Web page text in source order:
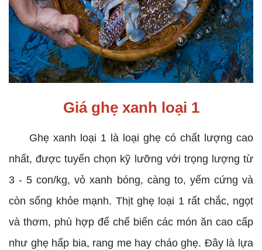
Giá ghẹ xanh loại 1
Ghẹ xanh loại 1 là loại ghẹ có chất lượng cao
nhất, được tuyển chọn kỹ lưỡng với trọng lượng từ
3 - 5 con/kg, vỏ xanh bóng, càng to, yếm cứng và
còn sống khỏe mạnh. Thịt ghẹ loại 1 rất chắc, ngọt
và thơm, phù hợp để chế biến các món ăn cao cấp
như ghẹ hấp bia, rang me hay cháo ghẹ. Đây là lựa